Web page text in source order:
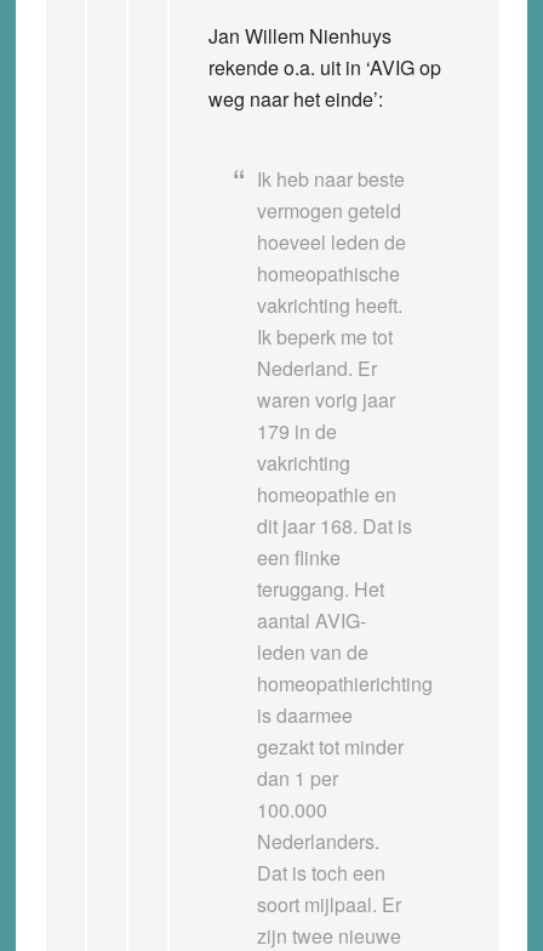
Jan Willem Nienhuys
rekende o.a. uit in ‘AVIG op
weg naar het einde’:
Ik heb naar beste
vermogen geteld
hoeveel leden de
homeopathische
vakrichting heeft.
Ik beperk me tot
Nederland. Er
waren vorig jaar
179 in de
vakrichting
homeopathie en
dit jaar 168. Dat is
een flinke
teruggang. Het
aantal AVIG-
leden van de
homeopathierichting
is daarmee
gezakt tot minder
dan 1 per
100.000
Nederlanders.
Dat is toch een
soort mijlpaal. Er
zijn twee nieuwe